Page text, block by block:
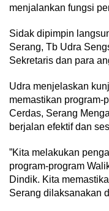
menjalankan fungsi
‎Sidak dipimpin
Serang, Tb Udra
Sekretaris dan para
‎Udra menjelaskan
memastikan program-
Cerdas, Serang
berjalan efektif dan
‎”Kita melakukan
program-program
Dindik. Kita
Serang dilaksanakan